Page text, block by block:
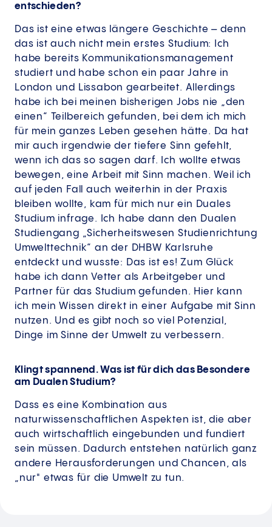
entschieden?
Das ist eine etwas längere Geschichte – denn
das ist auch nicht mein erstes Studium: Ich
habe bereits Kommunikationsmanagement
studiert und habe schon ein paar Jahre in
London und Lissabon gearbeitet. Allerdings
habe ich bei meinen bisherigen Jobs nie „den
einen“ Teilbereich gefunden, bei dem ich mich
für mein ganzes Leben gesehen hätte. Da hat
mir auch irgendwie der tiefere Sinn gefehlt,
wenn ich das so sagen darf. Ich wollte etwas
bewegen, eine Arbeit mit Sinn machen. Weil ich
auf jeden Fall auch weiterhin in der Praxis
bleiben wollte, kam für mich nur ein Duales
Studium infrage. Ich habe dann den Dualen
Studiengang „Sicherheitswesen Studienrichtung
Umwelttechnik“ an der DHBW Karlsruhe
entdeckt und wusste: Das ist es! Zum Glück
habe ich dann Vetter als Arbeitgeber und
Partner für das Studium gefunden. Hier kann
ich mein Wissen direkt in einer Aufgabe mit Sinn
nutzen. Und es gibt noch so viel Potenzial,
Dinge im Sinne der Umwelt zu verbessern.
Klingt spannend. Was ist für dich das Besondere
am Dualen Studium?
Dass es eine Kombination aus
naturwissenschaftlichen Aspekten ist, die aber
auch wirtschaftlich eingebunden und fundiert
sein müssen. Dadurch entstehen natürlich ganz
andere Herausforderungen und Chancen, als
„nur" etwas für die Umwelt zu tun.